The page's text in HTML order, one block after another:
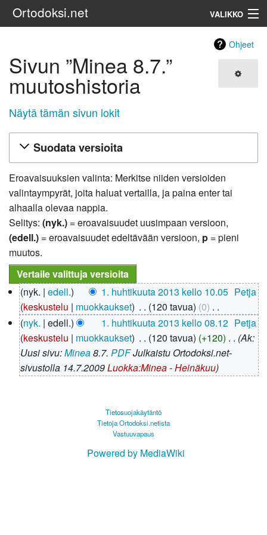
Ortodoksi.net VALIKKO
Haku
Ohjeet
Sivun ”Minea 8.7.”
muutoshistoria
Näytä tämän sivun lokit
Suodata versioita
Eroavaisuuksien valinta: Merkitse niiden versioiden
valintaympyrät, joita haluat vertailla, ja paina enter tai
alhaalla olevaa nappia.
Selitys: (nyk.) = eroavaisuudet uusimpaan versioon,
(edell.) = eroavaisuudet edeltävään versioon, p = pieni
muutos.
1.
huhtikuuta
2013
nyk. edell. 1. huhtikuuta 2013 kello 10.05‎ Petja
keskustelu
muokkaukset 120 tavua 0
E
i
m
u
o
nyk. edell. 1. huhtikuuta 2013 kello 08.12‎ Petja
keskustelu
muokkaukset 120 tavua +120
Ak:
Uusi sivu:Minea8.7. PDFJulkaistu Ortodoksi.net-
sivustolla 14.7.2009Luokka:Minea - Heinäkuu
Tietosuojakäytäntö
Tietoja Ortodoksi.netista
Vastuuvapaus
Powered by MediaWiki